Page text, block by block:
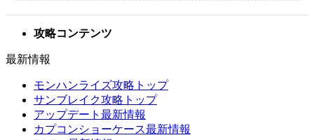
攻略コンテンツ
最新情報
モンハンライズ攻略トップ
サンブレイク攻略トップ
アップデート最新情報
カプコンショーケース最新情報